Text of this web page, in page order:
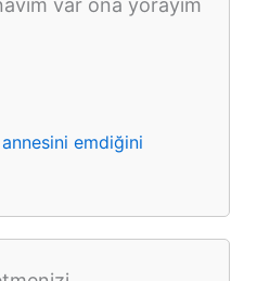
var ona yorayim
emdiğini